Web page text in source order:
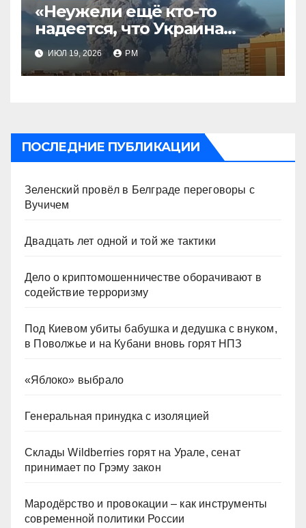
«Неужели ещё кто-то
надеется, что Украина
будет действовать
непоследовательно?»
ИЮЛ 19, 2026 РМ
ПОСЛЕДНИЕ ПУБЛИКАЦИИ
Зеленский провёл в Белграде переговоры с
Вучичем
Двадцать лет одной и той же тактики
Дело о криптомошенничестве оборачивают в
содействие терроризму
Под Киевом убиты бабушка и дедушка с внуком,
в Поволжье и на Кубани вновь горят НПЗ
«Яблоко» выбрало
Генеральная принудка с изоляцией
Склады Wildberries горят на Урале, сенат
принимает по Грэму закон
Мародёрство и провокации – как инструменты
современной политики России